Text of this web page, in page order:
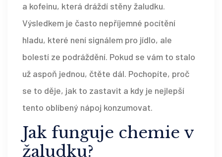
a kofeinu, která dráždí stěny žaludku.
Výsledkem je často nepříjemné pocítění
hladu, které není signálem pro jídlo, ale
bolestí ze podráždění. Pokud se vám to stalo
už aspoň jednou, čtěte dál. Pochopíte, proč
se to děje, jak to zastavit a kdy je nejlepší
tento oblíbený nápoj konzumovat.
Jak funguje chemie v
žaludku?